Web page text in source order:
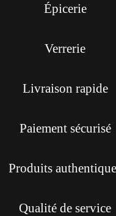
Épicerie
Verrerie
Livraison rapide
Paiement sécurisé
Produits
Qualité de service